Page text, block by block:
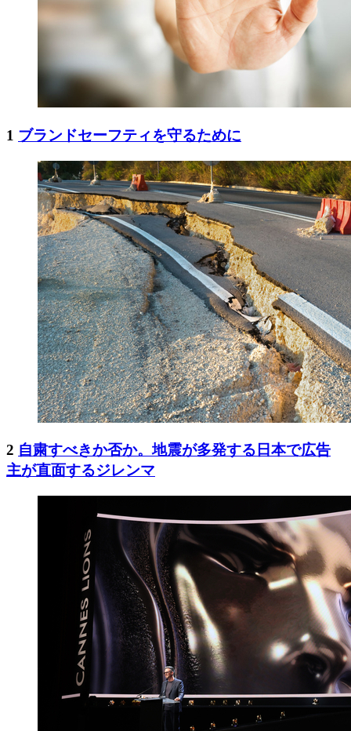
1 ブランドセーフティを守るために
2 自粛すべきか否か。地震が多発する日本で広告
主が直面するジレンマ